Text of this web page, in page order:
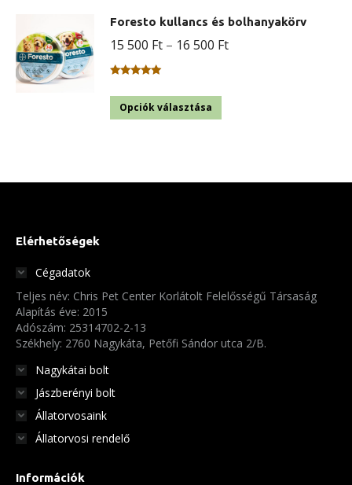
Foresto kullancs és bolhanyakörv
15 500 Ft – 16 500 FtÁrtartomány:
5.00/ 5
Opciók választása
termékoldalon
ki
Elérhetőségek
Cégadatok
Teljes név: Chris Pet Center Korlátolt Felelősségű Társaság
Alapítás éve: 2015
Adószám: 25314702-2-13
Székhely: 2760 Nagykáta, Petőfi Sándor utca 2/B.
Nagykátai bolt
Jászberényi bolt
Állatorvosaink
Állatorvosi rendelő
Információk